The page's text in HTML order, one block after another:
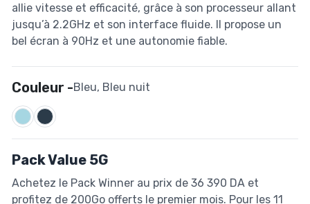
allie vitesse et efficacité, grâce à son processeur allant
jusqu’à 2.2GHz et son interface fluide. Il propose un
bel écran à 90Hz et une autonomie fiable.
Couleur -Bleu, Bleu nuit
Pack Value 5G
Achetez le Pack Winner au prix de 36 390 DA et
profitez de 200Go offerts le premier mois. Pour les 11